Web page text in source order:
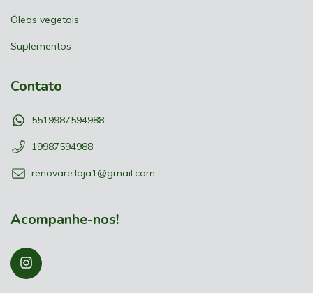
Óleos vegetais
Suplementos
Contato
5519987594988
19987594988
renovare.loja1@gmail.com
Acompanhe-nos!